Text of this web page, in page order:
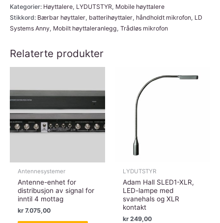
8
HHD
B8
bærbar
batteridrevet
m/håndholdt
mikrofon,
Bluetooth®
Kategorier: Høyttalere, LYDUTSTYR, Mobile høyttalere
Stikkord: Bærbar høyttaler, batterihøyttaler, håndholdt mikrofon, LD
Systems Anny, Mobilt høyttaleranlegg, Trådløs mikrofon
Relaterte produkter
Antennesystemer
Antenne-enhet for
distribusjon av signal for
inntil 4 mottag
kr 7.075,00
LYDUTSTYR
Adam Hall SLED1-XLR,
LED-lampe med
svanehals og XLR
kontakt
kr 249,00